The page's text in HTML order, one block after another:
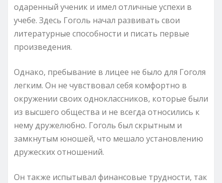
одаренный ученик и имел отличные успехи в
учебе. Здесь Гоголь начал развивать свои
литературные способности и писать первые
произведения.
Однако, пребывание в лицее не было для Гоголя
легким. Он не чувствовал себя комфортно в
окружении своих одноклассников, которые были
из высшего общества и не всегда относились к
нему дружелюбно. Гоголь был скрытным и
замкнутым юношей, что мешало установлению
дружеских отношений.
Он также испытывал финансовые трудности, так